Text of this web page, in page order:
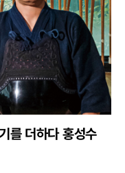
원단 덕분에 힐링